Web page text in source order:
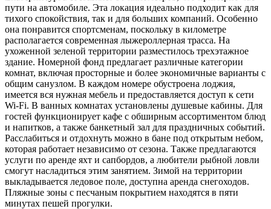
пути на автомобиле. Эта локация идеально подходит как для
тихого спокойствия, так и для больших компаний. Особенно
она понравится спортсменам, поскольку в километре
располагается современная лыжероллерная трасса. На
ухоженной зеленой территории разместилось трехэтажное
здание. Номерной фонд предлагает различные категории
комнат, включая просторные и более экономичные варианты с
общим санузлом. В каждом номере обустроена лоджия,
имеется вся нужная мебель и предоставляется доступ к сети
Wi-Fi. В ванных комнатах установлены душевые кабины. Для
гостей функционирует кафе с обширным ассортиментом блюд
и напитков, а также банкетный зал для праздничных событий.
Расслабиться и отдохнуть можно в бане под открытым небом,
которая работает независимо от сезона. Также предлагаются
услуги по аренде яхт и сапбордов, а любители рыбной ловли
смогут насладиться этим занятием. Зимой на территории
выкладывается ледовое поле, доступна аренда снегоходов.
Пляжные зоны с песчаным покрытием находятся в пяти
минутах пешей прогулки.